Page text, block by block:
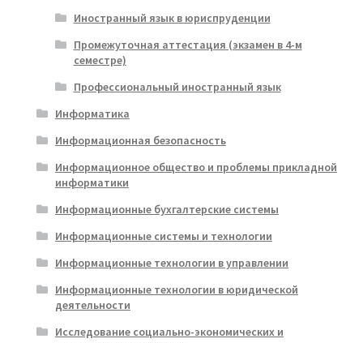
Иностранный язык в юриспруденции
Промежуточная аттестация (экзамен в 4-м
семестре)
Профессиональный иностранный язык
Информатика
Информационная безопасность
Информационное общество и проблемы прикладной
информатики
Информационные бухгалтерские системы
Информационные системы и технологии
Информационные технологии в управлении
Информационные технологии в юридической
деятельности
Исследование социально-экономических и